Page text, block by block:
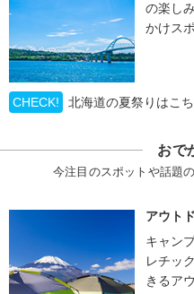
の楽し
かけス
CHECK! 北海道の夏祭りはこ
おで
今注目のスポットや話題
アウト
キャン
レチッ
きるア